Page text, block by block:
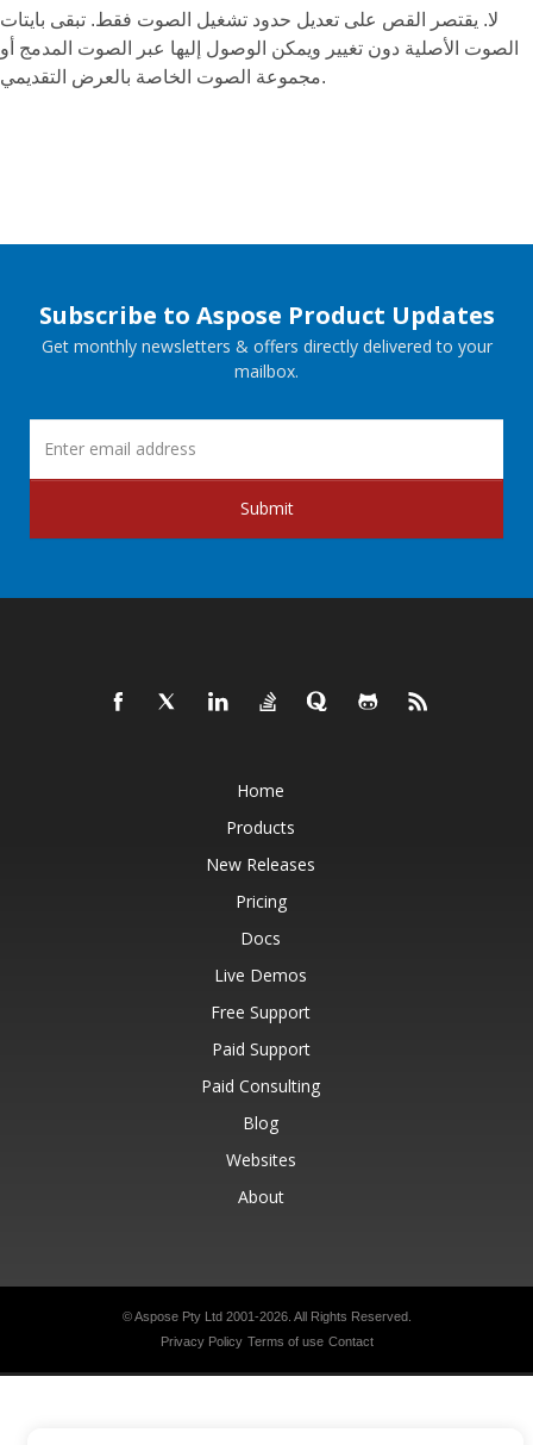
لا. يقتصر القص على تعديل حدود تشغيل الصوت فقط. تبقى بايتات
الصوت الأصلية دون تغيير ويمكن الوصول إليها عبر الصوت المدمج أو
مجموعة الصوت الخاصة بالعرض التقديمي.
Subscribe to Aspose Product Updates
Get monthly newsletters & offers directly delivered to your
mailbox.
Submit
Home
Products
New Releases
Pricing
Docs
Live Demos
Free Support
Paid Support
Paid Consulting
Blog
Websites
About
© Aspose Pty Ltd 2001-2026. All Rights Reserved.
Privacy Policy Terms of use Contact